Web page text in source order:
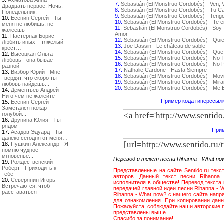
Двадцать первое. Ночь.
Понедельник.
10. Есенин Сергей - Ты
меня не любишь, не
жалеешь
11. Пастернак Борис -
Любить иных – тяжелый
крест…
12. Высоцкая Ольга -
Любовь - она бывает
разной
13. Визбор Юрий - Мне
твердят, что скоро ты
любовь найдешь...
14. Дементьев Андрей -
Ни о чем не жалейте
15. Есенин Сергей -
Заметался пожар
голубой...
16. Друнина Юлия - Ты –
рядом
17. Асадов Эдуард - Ты
далеко сегодня от меня…
18. Пушкин Александр - Я
помню чудное
мгновенье...
19. Рождественский
Роберт - Приходить к
тебе
20. Северянин Игорь -
Встречаются, чтоб
расставаться
7. Sebastián (El Monstruo Cordobés) - Ven,
8. Sebastián (El Monstruo Cordobés) - Tu
9. Sebastián (El Monstruo Cordobés) -
10. Sebastián (El Monstruo Cordobés) - Te
11. Sebastián (El Monstruo Cordobés) - Soy
Amor
12. Sebastián (El Monstruo Cordobés) -
13. Joe Dassin - Le château de sable
14. Sebastián (El Monstruo Cordobés) -
15. Sebastián (El Monstruo Cordobés) - No
16. Sebastián (El Monstruo Cordobés) - No
17. Nathalie Cardone - Hasta Siempre
18. Sebastián (El Monstruo Cordobés) -
19. Sebastián (El Monstruo Cordobés) -
20. Sebastián (El Monstruo Cordobés) - Me
Пример кода
Перевод и текст песни Rihanna - What
Представленные на сайте Sentido.ru
авторов. Данный текст песни Rihanna
исполнителя в обществе! Перевод
передачей главной идеи песни Rihanna -
Rihanna - What now? с нашего сайта
для ознакомления. При копировании
Пожалуйста, соблюдайте наши авторские
представлены выше.
Спасибо за понимание!